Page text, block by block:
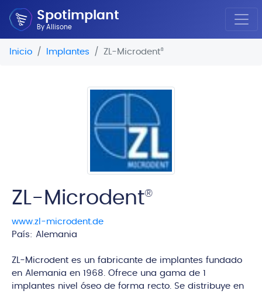
Spotimplant
By Allisone
Inicio Implantes ZL-Microdent®
ZL-Microdent®
www.zl-microdent.de
País: Alemania
ZL-Microdent es un fabricante de implantes fundado
en Alemania en 1968. Ofrece una gama de 1
implantes nivel óseo de forma recto. Se distribuye en